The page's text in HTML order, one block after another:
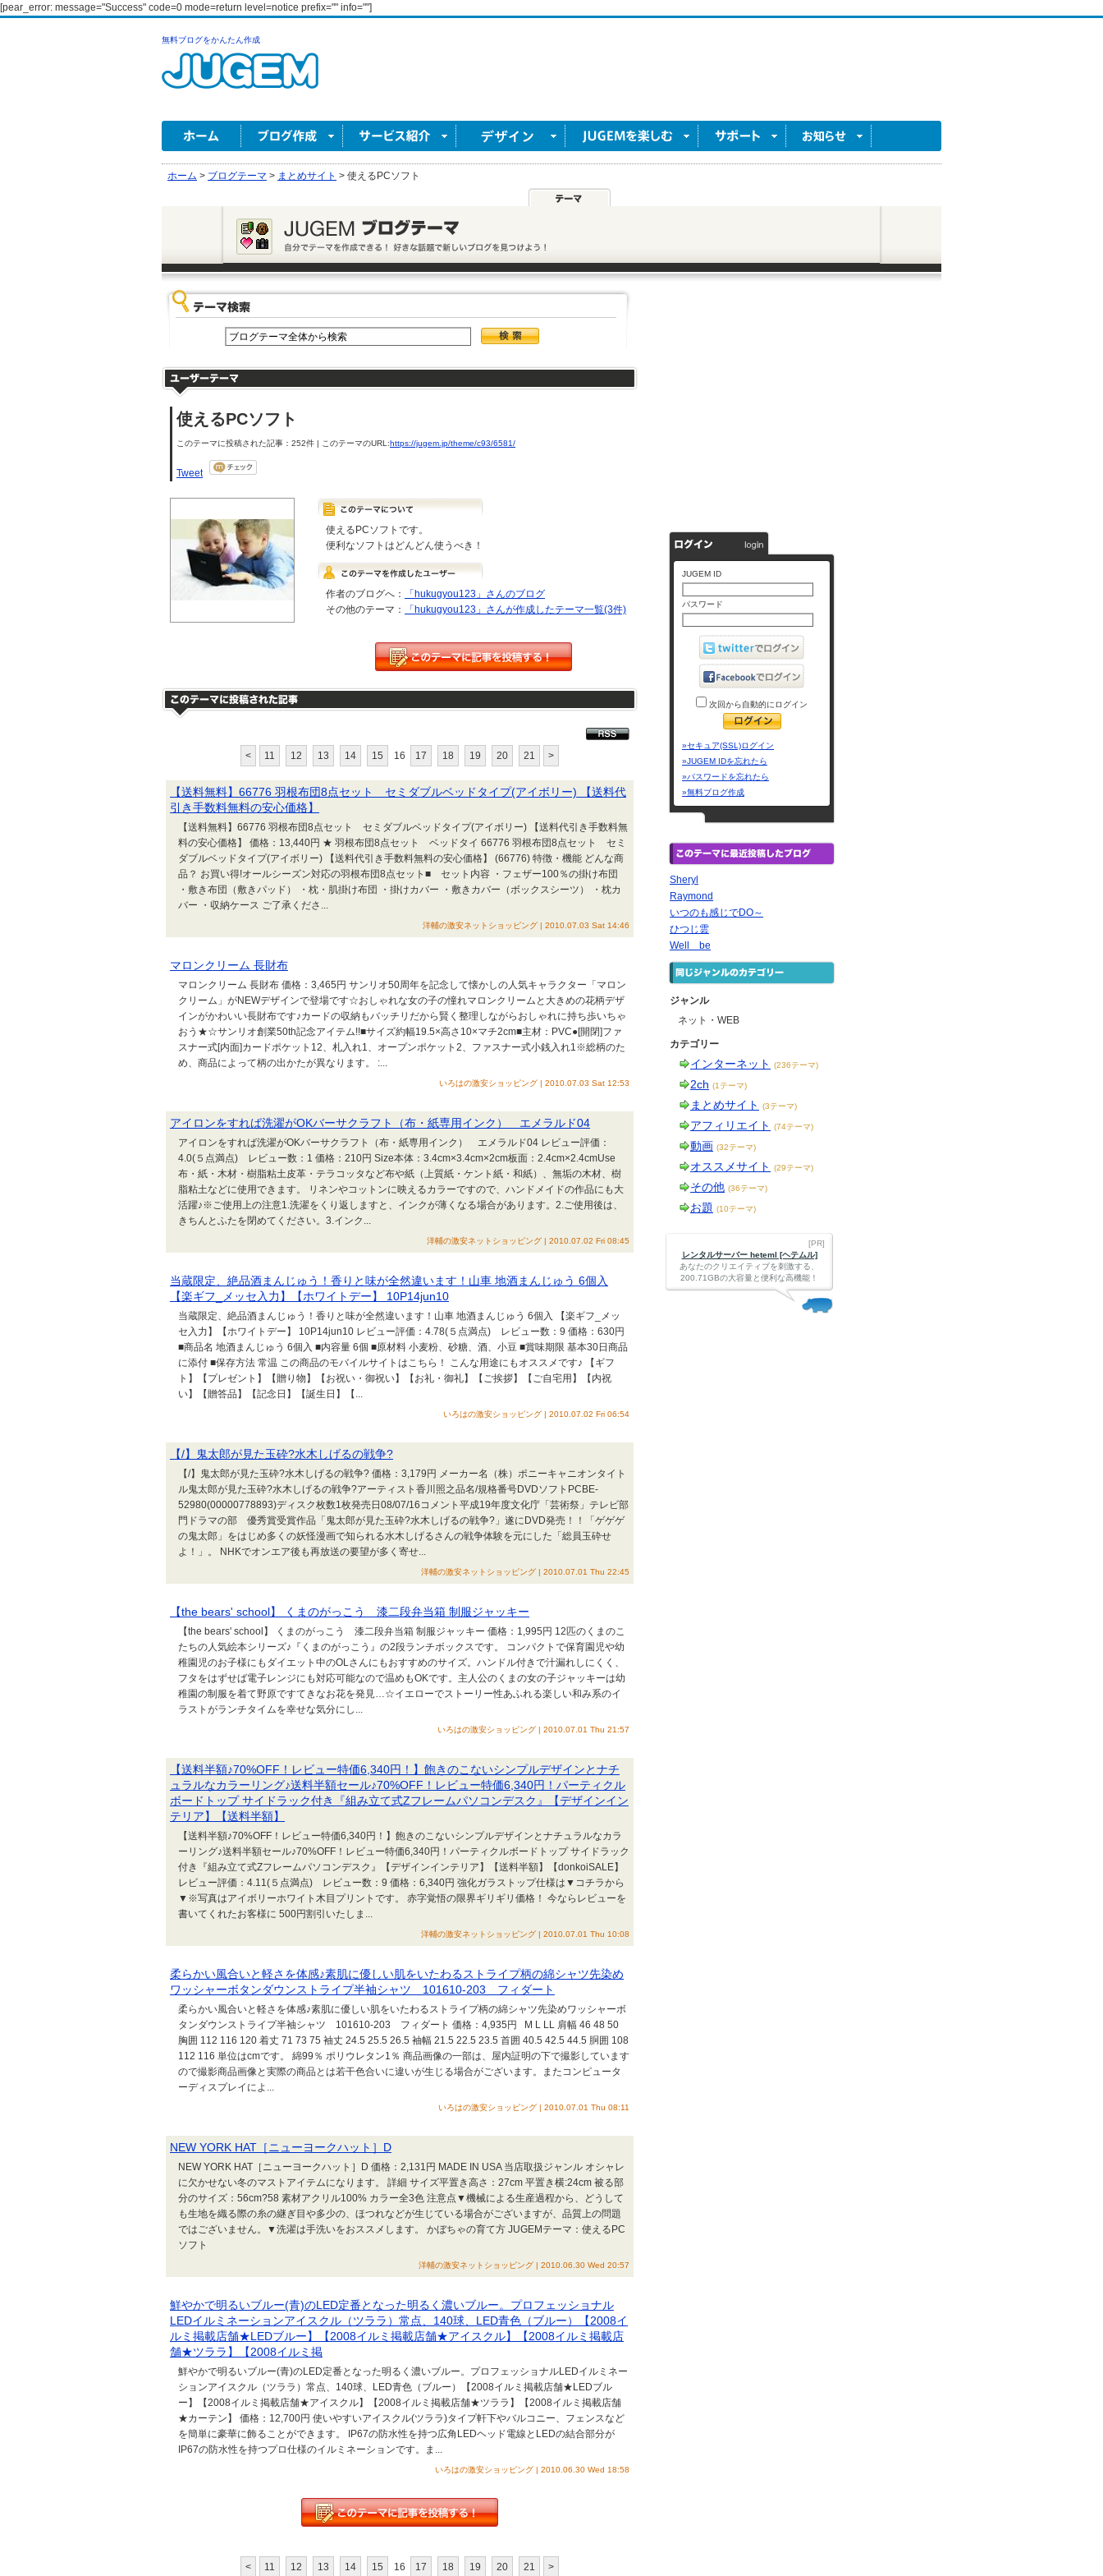
[pear_error: message="Success" code=0 mode=return level=notice prefix="" info=""]
無料ブログをかんたん作成
ホーム > ブログテーマ > まとめサイト > 使えるPCソフト
使えるPCソフト
このテーマに投稿された記事：252件 | このテーマのURL:https://jugem.jp/theme/c93/6581/
Tweet
使えるPCソフトです。
便利なソフトはどんどん使うべき！
作者のブログへ：
「hukugyou123」さんのブログ
その他のテーマ：
「hukugyou123」さんが作成したテーマ一覧(3件)
< 11 12 13 14 15 16 17 18 19 20 21 >
【送料無料】66776 羽根布団8点セット セミダブルベッドタイプ(アイボリー) 【送料代
引き手数料無料の安心価格】
【送料無料】66776 羽根布団8点セット セミダブルベッドタイプ(アイボリー) 【送料代引き手数料無
料の安心価格】 価格：13,440円 ★ 羽根布団8点セット ベッドタイ 66776 羽根布団8点セット セミ
ダブルベッドタイプ(アイボリー) 【送料代引き手数料無料の安心価格】 (66776) 特徴・機能 どんな商
品？ お買い得!オールシーズン対応の羽根布団8点セット■ セット内容 ・フェザー100％の掛け布団
・敷き布団（敷きパッド） ・枕・肌掛け布団 ・掛けカバー ・敷きカバー（ボックスシーツ） ・枕カ
バー ・収納ケース ご了承くださ...
洋輔の激安ネットショッピング | 2010.07.03 Sat 14:46
マロンクリーム 長財布
マロンクリーム 長財布 価格：3,465円 サンリオ50周年を記念して懐かしの人気キャラクター「マロン
クリーム」がNEWデザインで登場です☆おしゃれな女の子の憧れマロンクリームと大きめの花柄デザ
インがかわいい長財布です♪カードの収納もバッチリだから賢く整理しながらおしゃれに持ち歩いちゃ
おう★☆サンリオ創業50th記念アイテム!!■サイズ約幅19.5×高さ10×マチ2cm■主材：PVC●[開閉]ファ
スナー式[内面]カードポケット12、札入れ1、オープンポケット2、ファスナー式小銭入れ1※総柄のた
め、商品によって柄の出かたが異なります。 :...
いろはの激安ショッピング | 2010.07.03 Sat 12:53
アイロンをすれば洗濯がOKバーサクラフト（布・紙専用インク） エメラルド04
アイロンをすれば洗濯がOKバーサクラフト（布・紙専用インク） エメラルド04 レビュー評価：
4.0(５点満点) レビュー数：1 価格：210円 Size本体：3.4cm×3.4cm×2cm板面：2.4cm×2.4cmUse
布・紙・木材・樹脂粘土皮革・テラコッタなど布や紙（上質紙・ケント紙・和紙）、無垢の木材、樹
脂粘土などに使用できます。 リネンやコットンに映えるカラーですので、ハンドメイドの作品にも大
活躍♪※ご使用上の注意1.洗濯をくり返しますと、インクが薄くなる場合があります。2.ご使用後は、
きちんとふたを閉めてください。3.インク...
洋輔の激安ネットショッピング | 2010.07.02 Fri 08:45
当蔵限定、絶品酒まんじゅう！香りと味が全然違います！山車 地酒まんじゅう 6個入
【楽ギフ_メッセ入力】【ホワイトデー】 10P14jun10
当蔵限定、絶品酒まんじゅう！香りと味が全然違います！山車 地酒まんじゅう 6個入 【楽ギフ_メッ
セ入力】【ホワイトデー】 10P14jun10 レビュー評価：4.78(５点満点) レビュー数：9 価格：630円
■商品名 地酒まんじゅう 6個入 ■内容量 6個 ■原材料 小麦粉、砂糖、酒、小豆 ■賞味期限 基本30日商品
に添付 ■保存方法 常温 この商品のモバイルサイトはこちら！ こんな用途にもオススメです♪ 【ギフ
ト】【プレゼント】【贈り物】【お祝い・御祝い】【お礼・御礼】【ご挨拶】【ご自宅用】【内祝
い】【贈答品】【記念日】【誕生日】【...
いろはの激安ショッピング | 2010.07.02 Fri 06:54
【/】鬼太郎が見た玉砕?水木しげるの戦争?
【/】鬼太郎が見た玉砕?水木しげるの戦争? 価格：3,179円 メーカー名（株）ポニーキャニオンタイト
ル鬼太郎が見た玉砕?水木しげるの戦争?アーティスト香川照之品名/規格番号DVDソフトPCBE-
52980(00000778893)ディスク枚数1枚発売日08/07/16コメント平成19年度文化庁「芸術祭」テレビ部
門ドラマの部 優秀賞受賞作品「鬼太郎が見た玉砕?水木しげるの戦争?」遂にDVD発売！！「ゲゲゲ
の鬼太郎」をはじめ多くの妖怪漫画で知られる水木しげるさんの戦争体験を元にした「総員玉砕せ
よ！」。 NHKでオンエア後も再放送の要望が多く寄せ...
洋輔の激安ネットショッピング | 2010.07.01 Thu 22:45
【the bears' school】 くまのがっこう 漆二段弁当箱 制服ジャッキー
【the bears' school】 くまのがっこう 漆二段弁当箱 制服ジャッキー 価格：1,995円 12匹のくまのこ
たちの人気絵本シリーズ♪『くまのがっこう』の2段ランチボックスです。 コンパクトで保育園児や幼
稚園児のお子様にもダイエット中のOLさんにもおすすめのサイズ。ハンドル付きで汁漏れしにくく、
フタをはずせば電子レンジにも対応可能なので温めもOKです。主人公のくまの女の子ジャッキーは幼
稚園の制服を着て野原ですてきなお花を発見…☆イエローでストーリー性あふれる楽しい和み系のイ
ラストがランチタイムを幸せな気分にし...
いろはの激安ショッピング | 2010.07.01 Thu 21:57
【送料半額♪70%OFF！レビュー特価6,340円！】飽きのこないシンプルデザインとナチ
ュラルなカラーリング♪送料半額セール♪70%OFF！レビュー特価6,340円！パーティクル
ボードトップ サイドラック付き『組み立て式Zフレームパソコンデスク』【デザインイン
テリア】【送料半額】
【送料半額♪70%OFF！レビュー特価6,340円！】飽きのこないシンプルデザインとナチュラルなカラ
ーリング♪送料半額セール♪70%OFF！レビュー特価6,340円！パーティクルボードトップ サイドラック
付き『組み立て式Zフレームパソコンデスク』【デザインインテリア】【送料半額】【donkoiSALE】
レビュー評価：4.11(５点満点) レビュー数：9 価格：6,340円 強化ガラストップ仕様は▼コチラから
▼※写真はアイボリーホワイト木目プリントです。 赤字覚悟の限界ギリギリ価格！ 今ならレビューを
書いてくれたお客様に 500円割引いたしま...
洋輔の激安ネットショッピング | 2010.07.01 Thu 10:08
柔らかい風合いと軽さを体感♪素肌に優しい肌をいたわるストライプ柄の綿シャツ先染め
ワッシャーボタンダウンストライプ半袖シャツ 101610-203 フィダート
柔らかい風合いと軽さを体感♪素肌に優しい肌をいたわるストライプ柄の綿シャツ先染めワッシャーボ
タンダウンストライプ半袖シャツ 101610-203 フィダート 価格：4,935円 M L LL 肩幅 46 48 50
胸囲 112 116 120 着丈 71 73 75 袖丈 24.5 25.5 26.5 袖幅 21.5 22.5 23.5 首囲 40.5 42.5 44.5 胴囲 108
112 116 単位はcmです。 綿99％ ポリウレタン1％ 商品画像の一部は、屋内証明の下で撮影しています
ので撮影商品画像と実際の商品とは若干色合いに違いが生じる場合がございます。またコンピュータ
ーディスプレイによ...
いろはの激安ショッピング | 2010.07.01 Thu 08:11
NEW YORK HAT［ニューヨークハット］D
NEW YORK HAT［ニューヨークハット］D 価格：2,131円 MADE IN USA 当店取扱ジャンル オシャレ
に欠かせない冬のマストアイテムになります。 詳細 サイズ平置き高さ：27cm 平置き横:24cm 被る部
分のサイズ：56cm?58 素材アクリル100% カラー全3色 注意点▼機械による生産過程から、どうして
も生地を織る際の糸の継ぎ目や多少の、ほつれなどが生じている場合がございますが、品質上の問題
ではございません。▼洗濯は手洗いをおススメします。 かぼちゃの育て方 JUGEMテーマ：使えるPC
ソフト
洋輔の激安ネットショッピング | 2010.06.30 Wed 20:57
鮮やかで明るいブルー(青)のLED定番となった明るく濃いブルー。プロフェッショナル
LEDイルミネーションアイスクル（ツララ）常点、140球、LED青色（ブルー）【2008イ
ルミ掲載店舗★LEDブルー】【2008イルミ掲載店舗★アイスクル】【2008イルミ掲載店
舗★ツララ】【2008イルミ掲
鮮やかで明るいブルー(青)のLED定番となった明るく濃いブルー。プロフェッショナルLEDイルミネー
ションアイスクル（ツララ）常点、140球、LED青色（ブルー）【2008イルミ掲載店舗★LEDブル
ー】【2008イルミ掲載店舗★アイスクル】【2008イルミ掲載店舗★ツララ】【2008イルミ掲載店舗
★カーテン】 価格：12,700円 使いやすいアイスクル(ツララ)タイプ軒下やバルコニー、フェンスなど
を簡単に豪華に飾ることができます。 IP67の防水性を持つ広角LEDヘッド電線とLEDの結合部分が
IP67の防水性を持つプロ仕様のイルミネーションです。ま...
いろはの激安ショッピング | 2010.06.30 Wed 18:58
< 11 12 13 14 15 16 17 18 19 20 21 >
JUGEM ID
パスワード
次回から自動的にログイン
»セキュア(SSL)ログイン
»JUGEM IDを忘れたら
»パスワードを忘れたら
»無料ブログ作成
Sheryl
Raymond
いつのも感じでDO～
ひつじ雲
Well be
ジャンル
ネット・WEB
カテゴリー
インターネット (236テーマ)
2ch (1テーマ)
まとめサイト (3テーマ)
アフィリエイト (74テーマ)
動画 (32テーマ)
オススメサイト (29テーマ)
その他 (36テーマ)
お題 (10テーマ)
[PR]
レンタルサーバー heteml [ヘテムル]
あなたのクリエイティブを刺激する、
200.71GBの大容量と便利な高機能！